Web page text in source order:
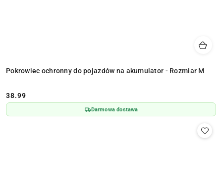
Pokrowiec ochronny do pojazdów na akumulator - Rozmiar M
Cena:
38.99
Darmowa dostawa